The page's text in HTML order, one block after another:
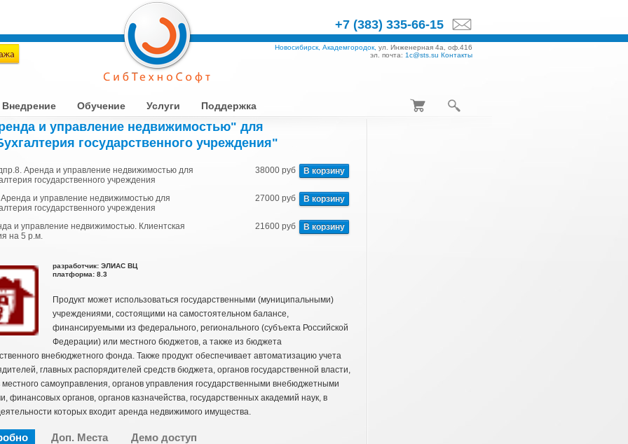
+7 (383) 335-66-15
Новосибирск, Академгородок, ул. Инженерная 4а, оф.416
эл. почта: 1c@sts.su Контакты
Внедрение Обучение Услуги Поддержка
и управление недвижимостью" для
государственного учреждения"
Аренда и управление недвижимостью для
государственного учреждения
В корзину
38000 руб
и управление недвижимостью для
государственного учреждения
В корзину
27000 руб
и управление недвижимостью. Клиентская
на 5 р.м.
В корзину
21600 руб
разработчик: ЭЛИАС ВЦ
платформа: 8.3
Продукт может использоваться государственными (муниципальными)
учреждениями, состоящими на самостоятельном балансе,
финансируемыми из федерального, регионального (субъекта Российской
Федерации) или местного бюджетов, а также из бюджета
внебюджетного фонда. Также продукт обеспечивает автоматизацию учета
главных распорядителей средств бюджета, органов государственной власти,
местного самоуправления, органов управления государственными внебюджетными
финансовых органов, органов казначейства, государственных академий наук, в
которых входит аренда недвижимого имущества.
Доп. Места Демо доступ